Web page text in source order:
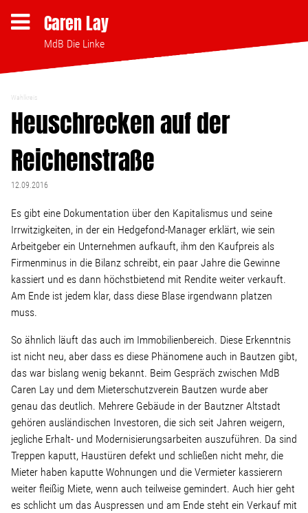
Caren Lay
MdB Die Linke
Themen
Bezahlbares Wohnen
Strukturwandel
Bodenpolitik
Sonstiges
Wahlkreis
Pressemitteilungen
Presse
Wahlkreis
Heuschrecken auf der
Reichenstraße
12.09.2016
Es gibt eine Dokumentation über den Kapitalismus und seine
Irrwitzigkeiten, in der ein Hedgefond-Manager erklärt, wie sein
Arbeitgeber ein Unternehmen aufkauft, ihm den Kaufpreis als
Firmenminus in die Bilanz schreibt, ein paar Jahre die Gewinne
kassiert und es dann höchstbietend mit Rendite weiter verkauft.
Am Ende ist jedem klar, dass diese Blase irgendwann platzen
muss.
So ähnlich läuft das auch im Immobilienbereich. Diese Erkenntnis
ist nicht neu, aber dass es diese Phänomene auch in Bautzen gibt,
das war bislang wenig bekannt. Beim Gespräch zwischen MdB
Caren Lay und dem Mieterschutzverein Bautzen wurde aber
genau das deutlich. Mehrere Gebäude in der Bautzner Altstadt
gehören ausländischen Investoren, die sich seit Jahren weigern,
jegliche Erhalt- und Modernisierungsarbeiten auszuführen. Da sind
Treppen kaputt, Haustüren defekt und schließen nicht mehr, die
Mieter haben kaputte Wohnungen und die Vermieter kassierern
weiter fleißig Miete, wenn auch teilweise gemindert. Auch hier geht
es schlicht um das Auspressen und am Ende steht ein Verkauf mit